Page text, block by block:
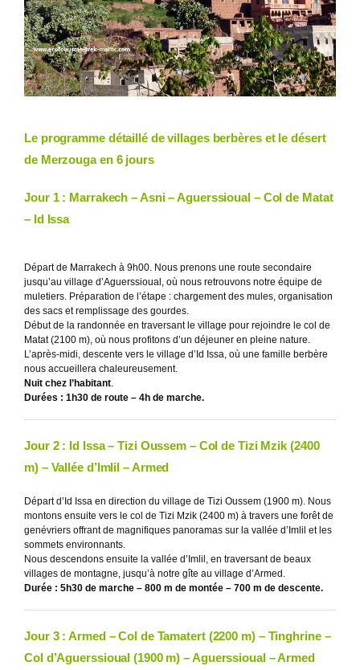
Le programme détaillé de villages berbères et le désert
de Merzouga en 6 jours
Jour 1 : Marrakech – Asni – Aguerssioual – Col de Matat
– Id Issa
Départ de Marrakech à 9h00. Nous prenons une route secondaire
jusqu’au village d’Aguerssioual, où nous retrouvons notre équipe de
muletiers. Préparation de l’étape : chargement des mules, organisation
des sacs et remplissage des gourdes.
Début de la randonnée en traversant le village pour rejoindre le col de
Matat (2100 m), où nous profitons d’un déjeuner en pleine nature.
L’après-midi, descente vers le village d’Id Issa, où une famille berbère
nous accueillera chaleureusement.
Nuit chez l’habitant.
Durées : 1h30 de route – 4h de marche.
Jour 2 : Id Issa – Tizi Oussem – Col de Tizi Mzik (2400
m) – Vallée d’Imlil – Armed
Départ d’Id Issa en direction du village de Tizi Oussem (1900 m). Nous
montons ensuite vers le col de Tizi Mzik (2400 m) à travers une forêt de
genévriers offrant de magnifiques panoramas sur la vallée d’Imlil et les
sommets environnants.
Nous descendons ensuite la vallée d’Imlil, en traversant de beaux
villages de montagne, jusqu’à notre gîte au village d’Armed.
Durée : 5h30 de marche – 800 m de montée – 700 m de descente.
Jour 3 : Armed – Col de Tamatert (2200 m) – Tinghrine –
Col d’Aguerssioual (1900 m) – Aguerssioual – Armed